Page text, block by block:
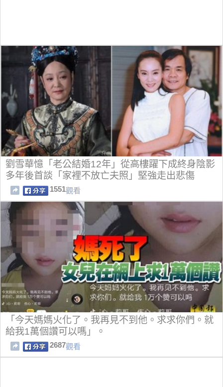
劉雪華憶「老公結婚12年」從高樓躍下成終身陰影
多年後首談「家裡不放亡夫照」堅強走出悲傷
1551觀看
「今天媽媽火化了。我再見不到他。求求你們。就
給我1萬個讚可以嗎」。
2687觀看